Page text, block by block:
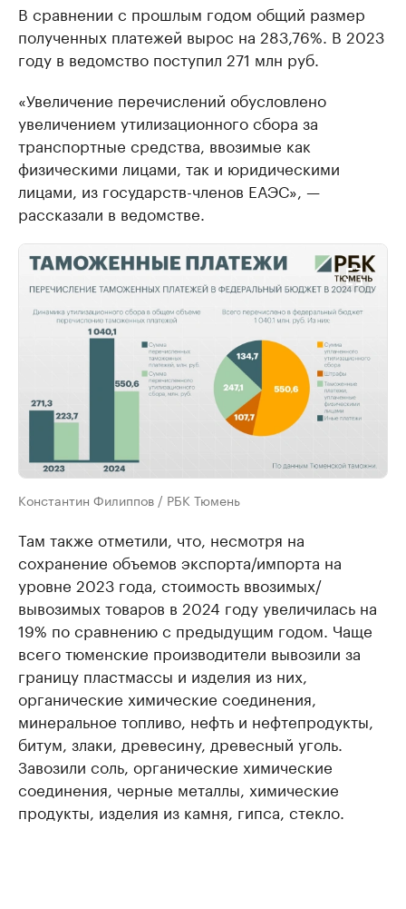
В сравнении с прошлым годом общий размер
полученных платежей вырос на 283,76%. В 2023
году в ведомство поступил 271 млн руб.
«Увеличение перечислений обусловлено
увеличением утилизационного сбора за
транспортные средства, ввозимые как
физическими лицами, так и юридическими
лицами, из государств-членов ЕАЭС», —
рассказали в ведомстве.
Константин Филиппов / РБК Тюмень
Там также отметили, что, несмотря на
сохранение объемов экспорта/импорта на
уровне 2023 года, стоимость ввозимых/
вывозимых товаров в 2024 году увеличилась на
19% по сравнению с предыдущим годом. Чаще
всего тюменские производители вывозили за
границу пластмассы и изделия из них,
органические химические соединения,
минеральное топливо, нефть и нефтепродукты,
битум, злаки, древесину, древесный уголь.
Завозили соль, органические химические
соединения, черные металлы, химические
продукты, изделия из камня, гипса, стекло.